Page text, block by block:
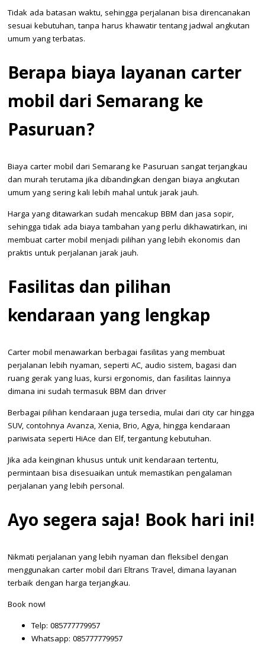
Tidak ada batasan waktu, sehingga perjalanan bisa direncanakan
sesuai kebutuhan, tanpa harus khawatir tentang jadwal angkutan
umum yang terbatas.
Berapa biaya layanan carter
mobil dari Semarang ke
Pasuruan?
Biaya carter mobil dari Semarang ke Pasuruan sangat terjangkau
dan murah terutama jika dibandingkan dengan biaya angkutan
umum yang sering kali lebih mahal untuk jarak jauh.
Harga yang ditawarkan sudah mencakup BBM dan jasa sopir,
sehingga tidak ada biaya tambahan yang perlu dikhawatirkan, ini
membuat carter mobil menjadi pilihan yang lebih ekonomis dan
praktis untuk perjalanan jarak jauh.
Fasilitas dan pilihan
kendaraan yang lengkap
Carter mobil menawarkan berbagai fasilitas yang membuat
perjalanan lebih nyaman, seperti AC, audio sistem, bagasi dan
ruang gerak yang luas, kursi ergonomis, dan fasilitas lainnya
dimana ini sudah termasuk BBM dan driver
Berbagai pilihan kendaraan juga tersedia, mulai dari city car hingga
SUV, contohnya Avanza, Xenia, Brio, Agya, hingga kendaraan
pariwisata seperti HiAce dan Elf, tergantung kebutuhan.
Jika ada keinginan khusus untuk unit kendaraan tertentu,
permintaan bisa disesuaikan untuk memastikan pengalaman
perjalanan yang lebih personal.
Ayo segera saja! Book hari ini!
Nikmati perjalanan yang lebih nyaman dan fleksibel dengan
menggunakan carter mobil dari Eltrans Travel, dimana layanan
terbaik dengan harga terjangkau.
Book now!
Telp: 085777779957
Whatsapp: 085777779957